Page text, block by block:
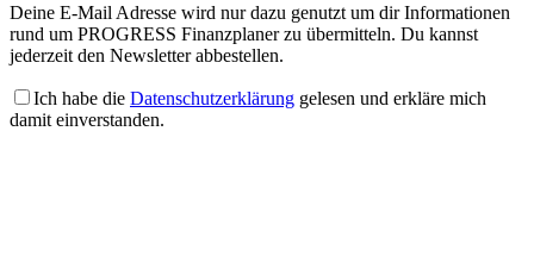
Deine E-Mail Adresse wird nur dazu genutzt um dir Informationen
rund um PROGRESS Finanzplaner zu übermitteln. Du kannst
jederzeit den Newsletter abbestellen.
Ich habe die Datenschutzerklärung gelesen und erkläre mich
damit einverstanden.